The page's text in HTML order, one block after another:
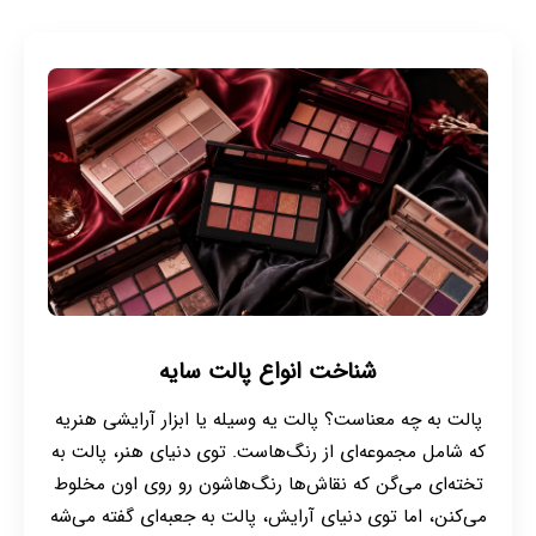
شناخت انواع پالت سایه
پالت به چه معناست؟ پالت یه وسیله یا ابزار آرایشی‌ هنریه
که شامل مجموعه‌ای از رنگ‌هاست. توی دنیای هنر، پالت به
تخته‌ای می‌گن که نقاش‌ها رنگ‌هاشون رو روی اون مخلوط
می‌کنن، اما توی دنیای آرایش، پالت به جعبه‌ای گفته می‌شه